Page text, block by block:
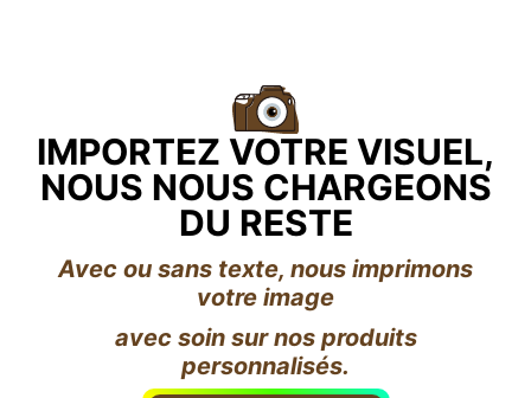
IMPORTEZ VOTRE VISUEL,
NOUS NOUS CHARGEONS
DU RESTE
Avec ou sans texte, nous imprimons
votre image
avec soin sur nos produits
personnalisés.